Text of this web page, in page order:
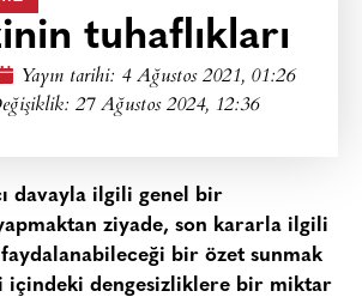
tuhaflıkları
Yayın tarihi: 4 Ağustos 2021, 01:26
27 Ağustos 2024, 12:36
davayla ilgili genel bir
ziyade, son kararla ilgili
bir özet sunmak
içindeki dengesizliklere bir miktar